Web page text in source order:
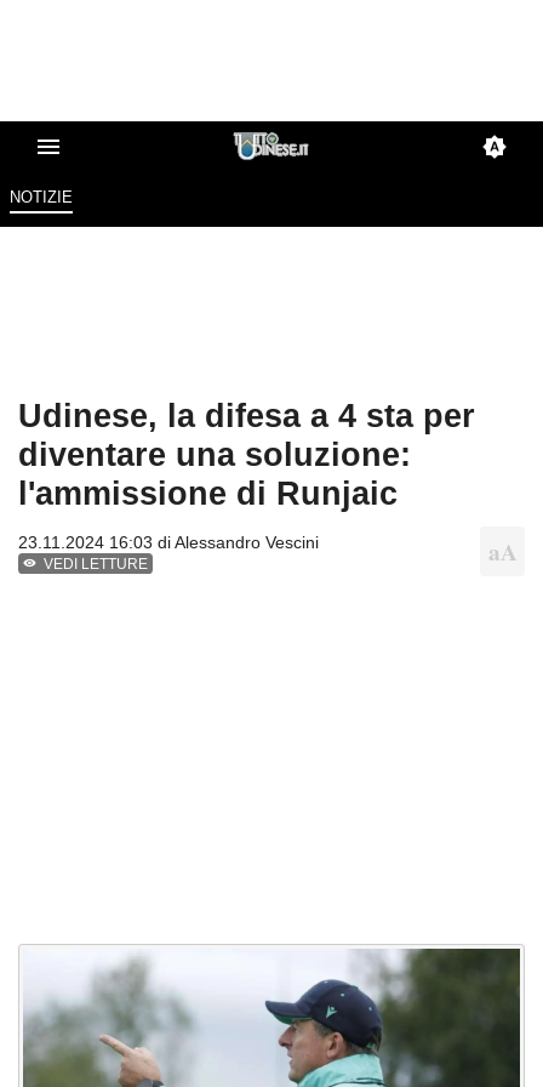
NOTIZIE
Udinese, la difesa a 4 sta per
diventare una soluzione:
l'ammissione di Runjaic
23.11.2024 16:03 diAlessandro Vescini
VEDI LETTURE